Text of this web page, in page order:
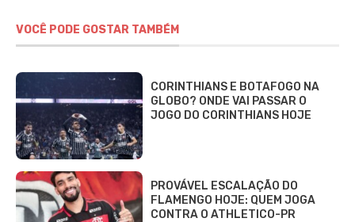
VOCÊ PODE GOSTAR TAMBÉM
CORINTHIANS E BOTAFOGO NA
GLOBO? ONDE VAI PASSAR O
JOGO DO CORINTHIANS HOJE
PROVÁVEL ESCALAÇÃO DO
FLAMENGO HOJE: QUEM JOGA
CONTRA O ATHLETICO-PR